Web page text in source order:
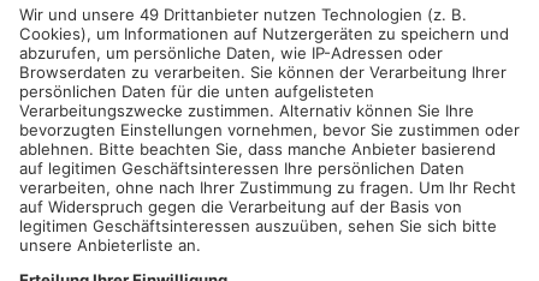
GRÜNDAU.Die Feuerwehr in Gründau darf sich über einen
Geldregen in Höhe von 340.000 Euro freuen. Staatssekretär
Stefan Sauer hat bei seinem Besuch der Gründauer Feuerwehr
die zwei Förderbescheide übergeben. Von der Förderung wird
der geplante Neubau des Feuerwehrhauses weiter
vorangetrieben. Geplant ist die beiden Ortsteilfeuerwehren
Niedergründau und Rothenbergen zu fusionieren. Zudem
investiert die Feuerwehr in ein neuen Einsatzleitwagen, der mit
einer modernen Funk- und Fernmeldetechnik ausgestattet ist.